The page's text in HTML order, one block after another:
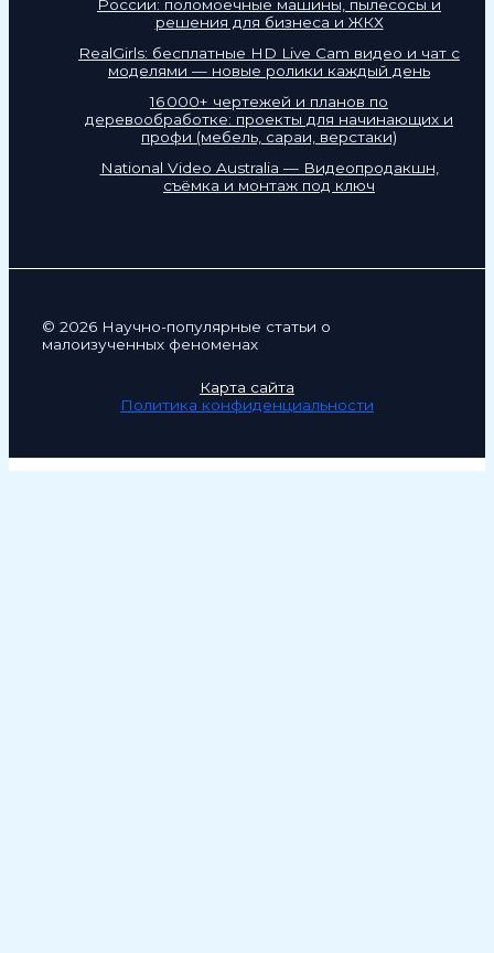
России: поломоечные машины, пылесосы и
решения для бизнеса и ЖКХ
RealGirls: бесплатные HD Live Cam видео и чат с
моделями — новые ролики каждый день
16 000+ чертежей и планов по
деревообработке: проекты для начинающих и
профи (мебель, сараи, верстаки)
National Video Australia — Видеопродакшн,
съёмка и монтаж под ключ
© 2026 Научно-популярные статьи о
малоизученных феноменах
Карта сайта
Политика конфиденциальности